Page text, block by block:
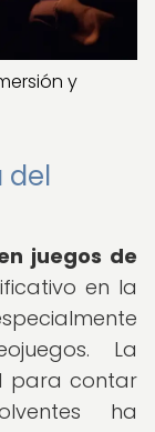
y
del
juegos de
en la
La
para contar
ha